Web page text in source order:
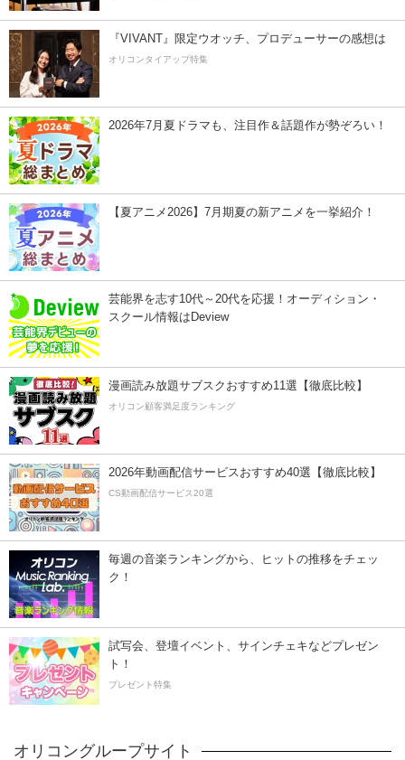
『VIVANT』限定ウオッチ、プロデューサーの感想は
オリコンタイアップ特集
2026年7月夏ドラマも、注目作＆話題作が勢ぞろい！
【夏アニメ2026】7月期夏の新アニメを一挙紹介！
芸能界を志す10代～20代を応援！オーディション・
スクール情報はDeview
漫画読み放題サブスクおすすめ11選【徹底比較】
オリコン顧客満足度ランキング
2026年動画配信サービスおすすめ40選【徹底比較】
CS動画配信サービス20選
毎週の音楽ランキングから、ヒットの推移をチェッ
ク！
試写会、登壇イベント、サインチェキなどプレゼン
ト！
プレゼント特集
オリコングループサイト